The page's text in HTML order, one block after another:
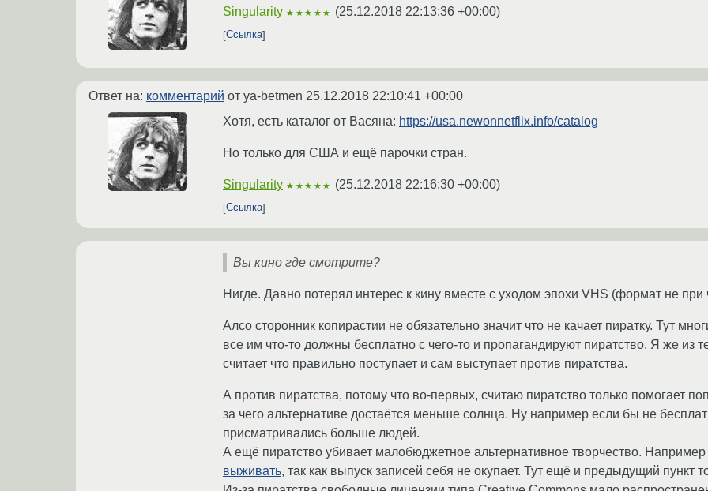
Singularity ★★★★★ (25.12.2018 22:13:36 +00:00)
Ссылка
Ответ на: комментарий от ya-betmen 25.12.2018 22:10:41 +00:00
Хотя, есть каталог от Васяна: https://usa.newonnetflix.info/catalog
Но только для США и ещё парочки стран.
Singularity ★★★★★ (25.12.2018 22:16:30 +00:00)
Ссылка
Вы кино где смотрите?
Нигде. Давно потерял интерес к кину вместе с уходом эпохи VHS (формат не
Алсо сторонник копирастии не обязательно значит что не качает пиратку. Тут
все им что-то должны бесплатно с чего-то и пропагандируют пиратство. Я же из
считает что правильно поступает и сам выступает против пиратства.
А против пиратства, потому что во-первых, считаю пиратство только помогает
за чего альтернативе достаётся меньше солнца. Ну например если бы не
присматривались больше людей.
А ещё пиратство убивает малобюджетное альтернативное творчество. Например
выживать, так как выпуск записей себя не окупает. Тут ещё и предыдущий пункт